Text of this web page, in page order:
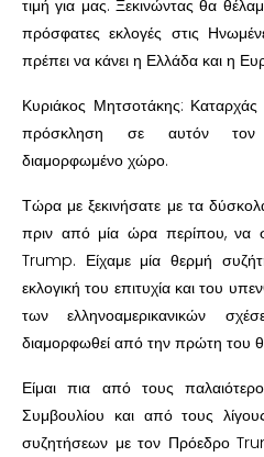
τιμή για μας. Ξεκινώντας θα
πρόσφατες εκλογές στις
πρέπει να κάνει η Ελλάδα και η
Κυριάκος Μητσοτάκης:
πρόσκληση σε αυτόν τον
διαμορφωμένο χώρο.
Τώρα με ξεκινήσατε με τα
πριν από μία ώρα περίπου, να
Trump. Είχαμε μία θερμή
εκλογική του επιτυχία και του
των ελληνοαμερικανικών
διαμορφωθεί από την πρώτη του
Είμαι πια από τους
Συμβουλίου και από τους
συζητήσεων με τον Πρόεδρο